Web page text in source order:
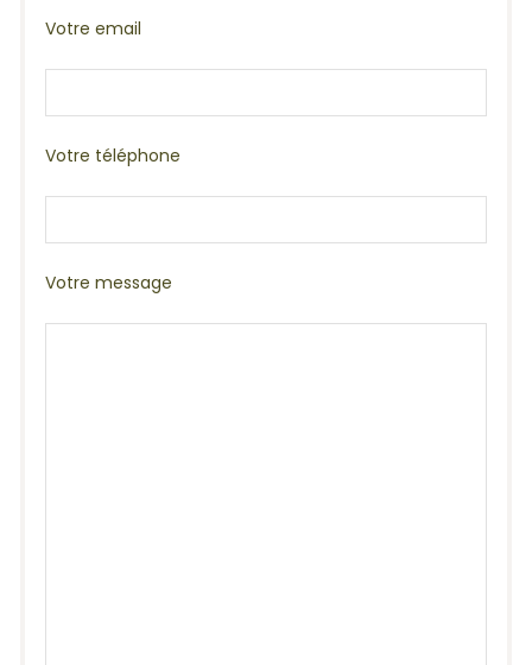
Votre email
Votre téléphone
Votre message